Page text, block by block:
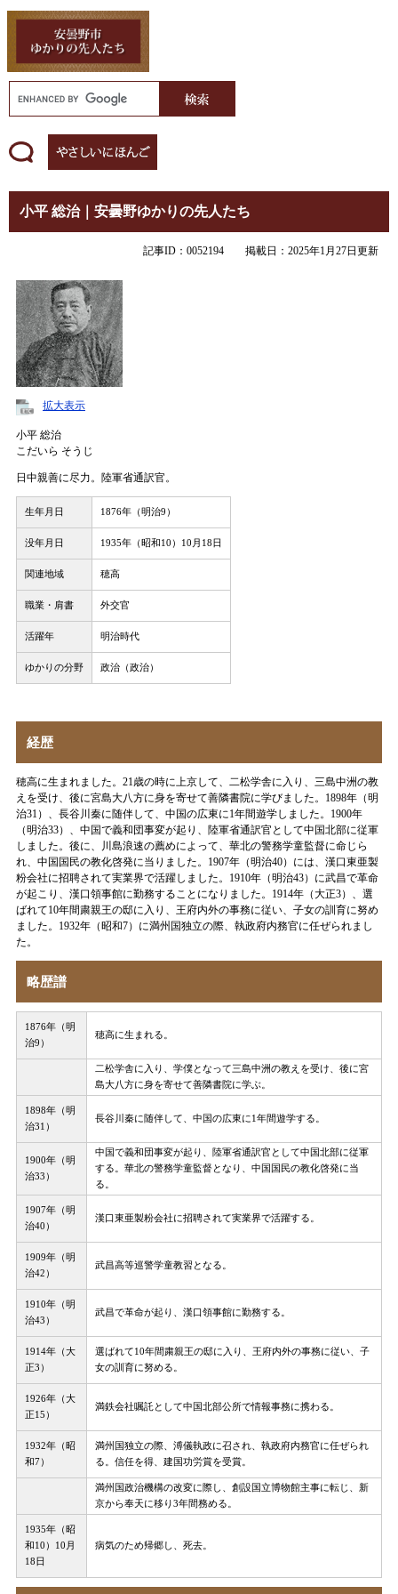
小平 総治｜安曇野ゆかりの先人たち
記事ID：0052194 掲載日：2025年1月27日更新
拡大表示
小平 総治
こだいら そうじ
日中親善に尽力。陸軍省通訳官。
生年月日 1876年（明治9）
没年月日 1935年（昭和10）10月18日
関連地域 穂高
職業・肩書 外交官
活躍年 明治時代
ゆかりの分野 政治（政治）
経歴
穂高に生まれました。21歳の時に上京して、二松学舎に入り、三島中洲の教
えを受け、後に宮島大八方に身を寄せて善隣書院に学びました。1898年（明
治31）、長谷川秦に随伴して、中国の広東に1年間遊学しました。1900年
（明治33）、中国で義和団事変が起り、陸軍省通訳官として中国北部に従軍
しました。後に、川島浪速の薦めによって、華北の警務学童監督に命じら
れ、中国国民の教化啓発に当りました。1907年（明治40）には、漢口東亜製
粉会社に招聘されて実業界で活躍しました。1910年（明治43）に武昌で革命
が起こり、漢口領事館に勤務することになりました。1914年（大正3）、選
ばれて10年間粛親王の邸に入り、王府内外の事務に従い、子女の訓育に努め
ました。1932年（昭和7）に満州国独立の際、執政府内務官に任ぜられまし
た。
略歴譜
1876年（明
治9）
穂高に生まれる。
二松学舎に入り、学僕となって三島中洲の教えを受け、後に宮
島大八方に身を寄せて善隣書院に学ぶ。
1898年（明
治31）
長谷川秦に随伴して、中国の広東に1年間遊学する。
1900年（明
治33）
中国で義和団事変が起り、陸軍省通訳官として中国北部に従軍
する。華北の警務学童監督となり、中国国民の教化啓発に当
る。
1907年（明
治40）
漢口東亜製粉会社に招聘されて実業界で活躍する。
1909年（明
治42）
武昌高等巡警学童教習となる。
1910年（明
治43）
武昌で革命が起り、漢口領事館に勤務する。
1914年（大
正3）
選ばれて10年間粛親王の邸に入り、王府内外の事務に従い、子
女の訓育に努める。
1926年（大
正15）
満鉄会社嘱託として中国北部公所で情報事務に携わる。
1932年（昭
和7）
満州国独立の際、溥儀執政に召され、執政府内務官に任ぜられ
る。信任を得、建国功労賞を受賞。
満州国政治機構の改変に際し、創設国立博物館主事に転じ、新
京から奉天に移り3年間務める。
1935年（昭
和10）10月
18日
病気のため帰郷し、死去。